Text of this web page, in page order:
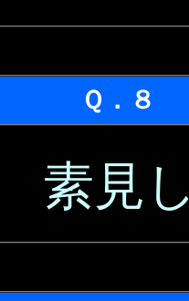
Ｑ．８
素見し